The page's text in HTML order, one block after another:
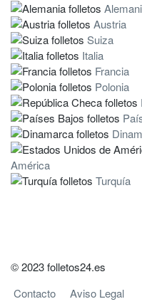
Austria
Suiza
Italia
Francia
Polonia
América
Turquía
© 2023 folletos24.es
Contacto
Aviso Legal